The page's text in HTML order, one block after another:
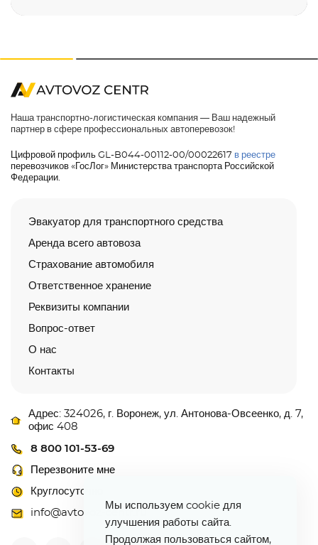
Наша транспортно-логистическая компания — Ваш надежный
партнер в сфере профессиональных автоперевозок!
Цифровой профиль GL-B044-00112-00/00022617 в реестре
перевозчиков «ГосЛог» Министерства транспорта Российской
Федерации.
Эвакуатор для транспортного средства
Аренда всего автовоза
Страхование автомобиля
Ответственное хранение
Реквизиты компании
Вопрос-ответ
О нас
Контакты
Адрес: 324026, г. Воронеж, ул. Антонова-Овсеенко, д. 7,
офис 408
8 800 101-53-69
Перезвоните мне
Круглосуточно
info@avtovoz-centr.ru
Мы используем cookie для
улучшения работы сайта.
Продолжая пользоваться сайтом,